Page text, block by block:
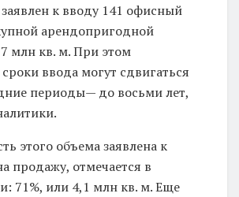
к вводу 141 офисный
арендопригодной
млн кв. м. При этом
ввода могут сдвигаться
периоды— до восьми лет,
этого объема заявлена к
продажу, отмечается в
71%, или 4,1 млн кв. м. Еще